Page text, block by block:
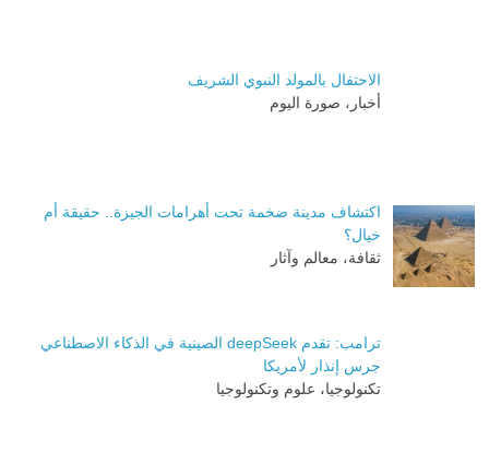
الاحتفال بالمولد النبوي الشريف
أخبار، صورة اليوم
اكتشاف مدينة ضخمة تحت أهرامات الجيزة.. حقيقة أم
خيال؟
ثقافة، معالم وآثار
ترامب: تقدم deepSeek الصينية في الذكاء الاصطناعي
جرس إنذار لأمريكا
تكنولوجيا، علوم وتكنولوجيا